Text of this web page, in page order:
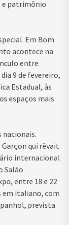
e patrimônio
Em Bom
acontece na
entre
9 de fevereiro,
Estadual, às
espaços mais
qui rêvait
internacional
Salão
entre 18 e 22
em italiano, com
prevista